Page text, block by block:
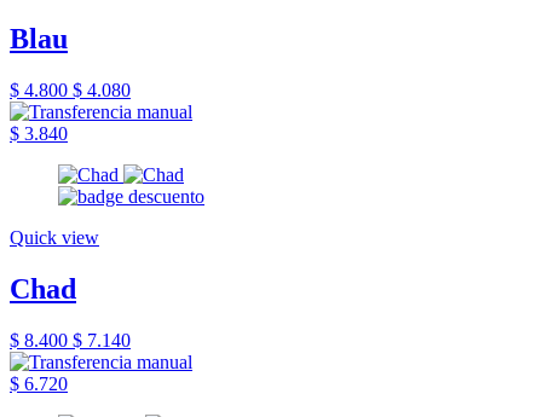
Blau
$ 4.800 $ 4.080
$ 3.840
Quick view
Chad
$ 8.400 $ 7.140
$ 6.720